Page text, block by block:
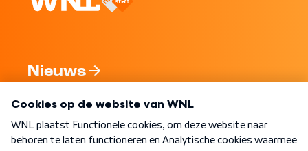
Nieuws
Nieuwsbrief